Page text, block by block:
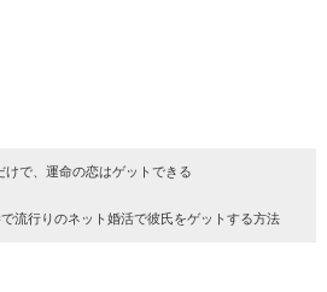
で、運命の恋はゲットできる
流行りのネット婚活で彼氏をゲットする方法